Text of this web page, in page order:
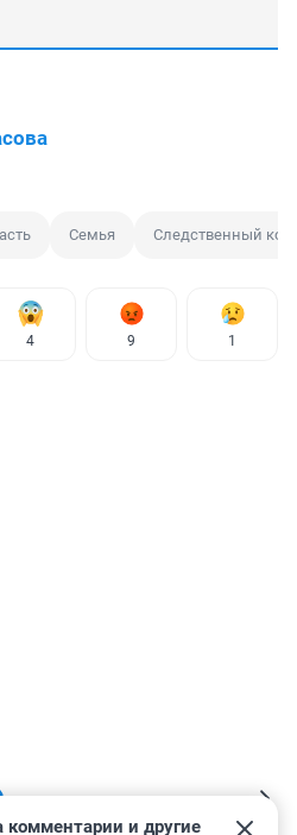
Семья Следственный
4 9 1
комментарии и другие